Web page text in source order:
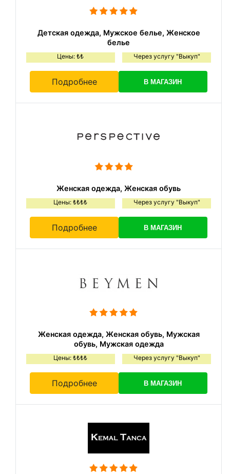
Детская одежда, Мужское белье, Женское
белье
Цены: ₺₺ Через услугу "Выкуп"
Подробнее В МАГАЗИН
Женская одежда, Женская обувь
Цены: ₺₺₺₺ Через услугу "Выкуп"
Подробнее В МАГАЗИН
Женская одежда, Женская обувь, Мужская
обувь, Мужская одежда
Цены: ₺₺₺₺ Через услугу "Выкуп"
Подробнее В МАГАЗИН